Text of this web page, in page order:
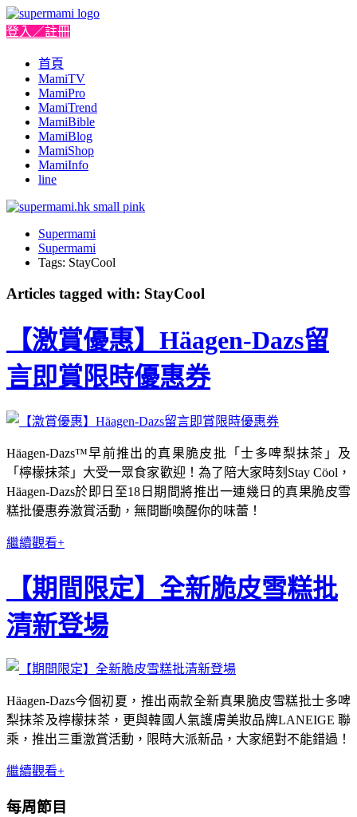
登入／註冊
首頁
MamiTV
MamiPro
MamiTrend
MamiBible
MamiBlog
MamiShop
MamiInfo
line
Supermami
Supermami
Tags: StayCool
Articles tagged with: StayCool
【激賞優惠】Häagen-Dazs留
言即賞限時優惠券
Häagen-Dazs™早前推出的真果脆皮批「士多啤梨抹茶」及
「檸檬抹茶」大受一眾食家歡迎！為了陪大家時刻Stay Cöol，
Häagen-Dazs於即日至18日期間將推出一連幾日的真果脆皮雪
糕批優惠券激賞活動，無間斷喚醒你的味蕾！
繼續觀看+
【期間限定】全新脆皮雪糕批
清新登場
Häagen-Dazs今個初夏，推出兩款全新真果脆皮雪糕批士多啤
梨抹茶及檸檬抹茶，更與韓國人氣護膚美妝品牌LANEIGE 聯
乘，推出三重激賞活動，限時大派新品，大家絕對不能錯過！
繼續觀看+
每周節目